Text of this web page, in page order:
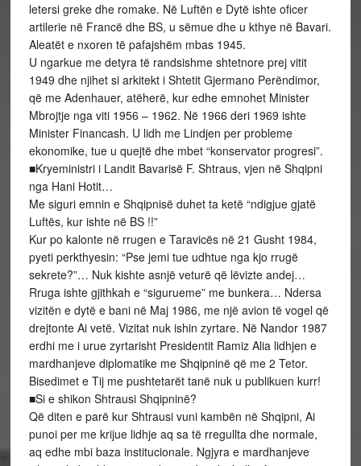
letersi greke dhe romake. Në Luftën e Dytë ishte oficer
artilerie në Francë dhe BS, u sëmue dhe u kthye në Bavari.
Aleatët e nxoren të pafajshëm mbas 1945.
U ngarkue me detyra të randsishme shtetnore prej vitit
1949 dhe njihet si arkitekt i Shtetit Gjermano Perëndimor,
që me Adenhauer, atëherë, kur edhe emnohet Minister
Mbrojtje nga viti 1956 – 1962. Në 1966 deri 1969 ishte
Minister Financash. U lidh me Lindjen per probleme
ekonomike, tue u quejtë dhe mbet “konservator progresi”.
■Kryeministri i Landit Bavarisë F. Shtraus, vjen në Shqipni
nga Hani Hotit…
Me siguri emnin e Shqipnisë duhet ta ketë “ndigjue gjatë
Luftës, kur ishte në BS !!”
Kur po kalonte në rrugen e Taravicës në 21 Gusht 1984,
pyeti perkthyesin: “Pse jemi tue udhtue nga kjo rrugë
sekrete?”… Nuk kishte asnjë veturë që lëvizte andej…
Rruga ishte gjithkah e “sigurueme” me bunkera… Ndersa
vizitën e dytë e bani në Maj 1986, me një avion të vogel që
drejtonte Ai vetë. Vizitat nuk ishin zyrtare. Në Nandor 1987
erdhi me i urue zyrtarisht Presidentit Ramiz Alia lidhjen e
mardhanjeve diplomatike me Shqipninë që me 2 Tetor.
Bisedimet e Tij me pushtetarët tanë nuk u publikuen kurr!
■Si e shikon Shtrausi Shqipninë?
Që diten e parë kur Shtrausi vuni kambën në Shqipni, Ai
punoi per me krijue lidhje aq sa të rregullta dhe normale,
aq edhe mbi baza institucionale. Ngjyra e mardhanjeve